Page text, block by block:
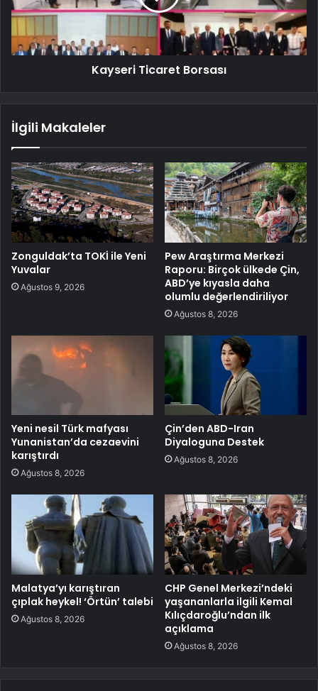
Kayseri Ticaret Borsası
İlgili Makaleler
Zonguldak’ta TOKİ ile Yeni
Yuvalar
Ağustos 9, 2026
Pew Araştırma Merkezi
Raporu: Birçok ülkede Çin,
ABD’ye kıyasla daha
olumlu değerlendiriliyor
Ağustos 8, 2026
Yeni nesil Türk mafyası
Yunanistan’da cezaevini
karıştırdı
Ağustos 8, 2026
Çin’den ABD-Iran
Diyaloguna Destek
Ağustos 8, 2026
Malatya’yı karıştıran
çıplak heykel! ‘Örtün’ talebi
Ağustos 8, 2026
CHP Genel Merkezi’ndeki
yaşananlarla ilgili Kemal
Kılıçdaroğlu’ndan ilk
açıklama
Ağustos 8, 2026